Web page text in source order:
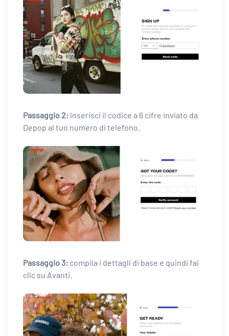
Passaggio 2: inserisci il codice a 6 cifre inviato da
Depop al tuo numero di telefono.
Passaggio 3: compila i dettagli di base e quindi fai
clic su Avanti.